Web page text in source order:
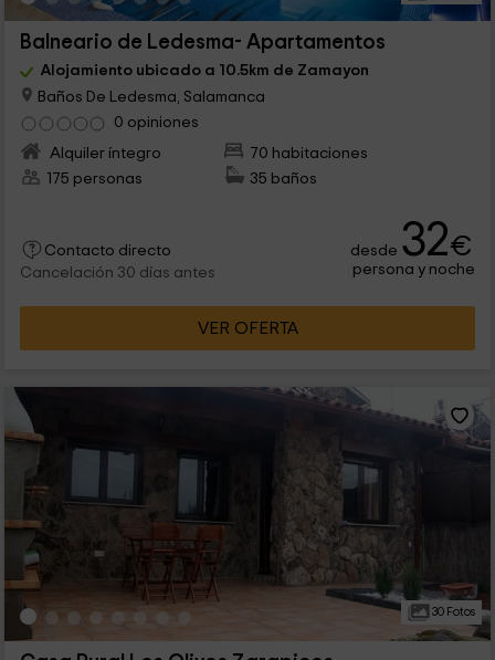
Balneario de Ledesma- Apartamentos
Alojamiento ubicado a 10.5km de Zamayon
Baños De Ledesma, Salamanca
0 opiniones
Alquiler íntegro
70 habitaciones
175 personas
35 baños
Contacto directo
Cancelación 30 días antes
desde 32€
persona y noche
VER OFERTA
30 Fotos